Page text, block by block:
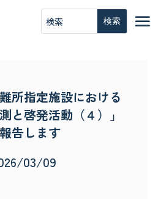
所指定施設における
と啓発活動（４）」
告します
03/09